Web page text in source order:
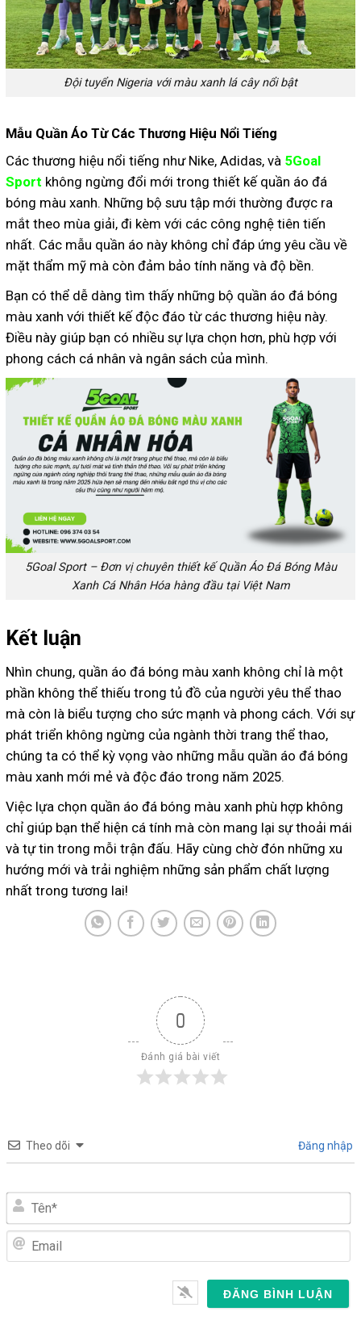
Đội tuyển Nigeria với màu xanh lá cây nổi bật
Mẫu Quần Áo Từ Các Thương Hiệu Nổi Tiếng
Các thương hiệu nổi tiếng như Nike, Adidas, và 5Goal
Sport không ngừng đổi mới trong thiết kế quần áo đá
bóng màu xanh. Những bộ sưu tập mới thường được ra
mắt theo mùa giải, đi kèm với các công nghệ tiên tiến
nhất. Các mẫu quần áo này không chỉ đáp ứng yêu cầu về
mặt thẩm mỹ mà còn đảm bảo tính năng và độ bền.
Bạn có thể dễ dàng tìm thấy những bộ quần áo đá bóng
màu xanh với thiết kế độc đáo từ các thương hiệu này.
Điều này giúp bạn có nhiều sự lựa chọn hơn, phù hợp với
phong cách cá nhân và ngân sách của mình.
5Goal Sport – Đơn vị chuyên thiết kế Quần Áo Đá Bóng Màu
Xanh Cá Nhân Hóa hàng đầu tại Việt Nam
Kết luận
Nhìn chung, quần áo đá bóng màu xanh không chỉ là một
phần không thể thiếu trong tủ đồ của người yêu thể thao
mà còn là biểu tượng cho sức mạnh và phong cách. Với sự
phát triển không ngừng của ngành thời trang thể thao,
chúng ta có thể kỳ vọng vào những mẫu quần áo đá bóng
màu xanh mới mẻ và độc đáo trong năm 2025.
Việc lựa chọn quần áo đá bóng màu xanh phù hợp không
chỉ giúp bạn thể hiện cá tính mà còn mang lại sự thoải mái
và tự tin trong mỗi trận đấu. Hãy cùng chờ đón những xu
hướng mới và trải nghiệm những sản phẩm chất lượng
nhất trong tương lai!
0
Đánh giá bài viết
Theo dõi Đăng nhập
Tên*